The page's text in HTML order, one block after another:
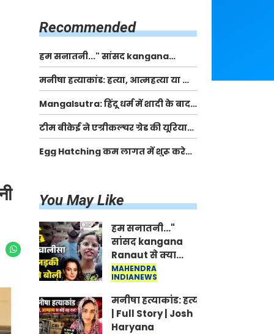
Recommended
हम सनातनी..." सांसद kangana
Ranaut से क्या बोली लड़की? Viral
Jantar-Mantar | CJP protest
मनीषा हत्याकांड: हत्या, आत्महत्या या कोई बड़ा राज?
| Full Story | Josh Haryana
Mangalsutra: हिंदू धर्म में शादी के बाद
मंगलसूत्र क्यों पहनती है महिलाएं, किसने
शुरु की ये परंपरा
टीम बीकेई ने एग्रीकल्चर ग्रेड की यूरिया
खाद गट्टों में बदलकर टेक्निकल ग्रेड में
बेचने वालों पर करवाई कार्रवाई:
Egg Hatching कम लागत में शुरू करे
You May Like
हम सनातनी..."
सांसद kangana
Ranaut से क्या
बोली लड़की? Viral
Jantar-Mantar |
CJP protest
MAHENDRA
INDIANEWS
मनीषा हत्याकांड: हत्या, आत्महत्या या
| Full Story | Josh
Haryana